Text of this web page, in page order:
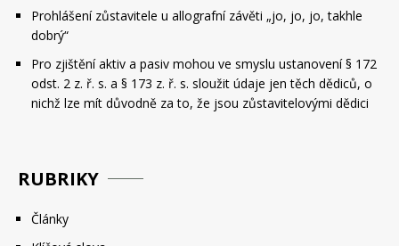
Prohlášení zůstavitele u allografní závěti „jo, jo, jo, takhle
dobrý“
Pro zjištění aktiv a pasiv mohou ve smyslu ustanovení § 172
odst. 2 z. ř. s. a § 173 z. ř. s. sloužit údaje jen těch dědiců, o
nichž lze mít důvodně za to, že jsou zůstavitelovými dědici
RUBRIKY
Články